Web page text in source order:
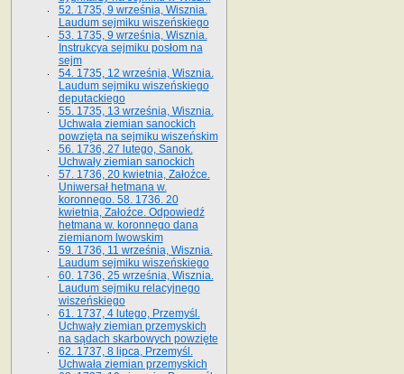
52. 1735, 9 września, Wisznia.
Laudum sejmiku wiszeńskiego
53. 1735, 9 września, Wisznia.
Instrukcya sejmiku posłom na
sejm
54. 1735, 12 września, Wisznia.
Laudum sejmiku wiszeńskiego
deputackiego
55. 1735, 13 września, Wisznia.
Uchwała ziemian sanockich
powzięta na sejmiku wiszeńskim
56. 1736, 27 lutego, Sanok.
Uchwały ziemian sanockich
57. 1736, 20 kwietnia, Załoźce.
Uniwersał hetmana w.
koronnego. 58. 1736. 20
kwietnia, Załoźce. Odpowiedź
hetmana w. koronnego dana
ziemianom lwowskim
59. 1736, 11 września, Wisznia.
Laudum sejmiku wiszeńskiego
60. 1736, 25 września, Wisznia.
Laudum sejmiku relacyjnego
wiszeńskiego
61. 1737, 4 lutego, Przemyśl.
Uchwały ziemian przemyskich
na sądach skarbowych powzięte
62. 1737, 8 lipca, Przemyśl.
Uchwała ziemian przemyskich